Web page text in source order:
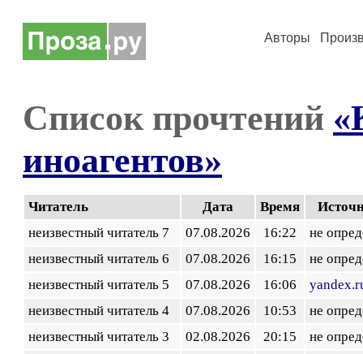
Авторы
Список прочтений
иноагентов»
Читатель Дата Время
неизвестный читатель 7
07.08.2026 16:22
не
неизвестный читатель 6
07.08.2026 16:15
не
неизвестный читатель 5
07.08.2026 16:06
неизвестный читатель 4
07.08.2026 10:53
не
неизвестный читатель 3
02.08.2026 20:15
не